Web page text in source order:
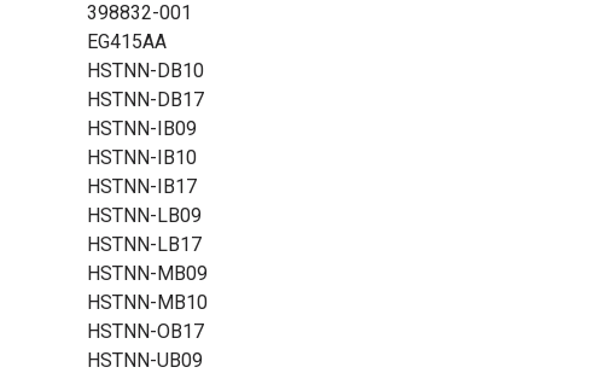
398832-001
EG415AA
HSTNN-DB10
HSTNN-DB17
HSTNN-IB09
HSTNN-IB10
HSTNN-IB17
HSTNN-LB09
HSTNN-LB17
HSTNN-MB09
HSTNN-MB10
HSTNN-OB17
HSTNN-UB09